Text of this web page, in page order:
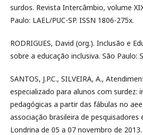
surdos. Revista Intercâmbio, volume
Paulo: LAEL/PUC-SP. ISSN 1806-275x.
RODRIGUES, David (org.). Inclusão e
sobre a educação inclusiva. São Paulo:
SANTOS, J.P.C., SILVEIRA, A.,
especializado para alunos com surdez:
pedagógicas a partir das fábulas no
associação brasileira de pesquisadores
Londrina de 05 a 07 novembro de 2013.